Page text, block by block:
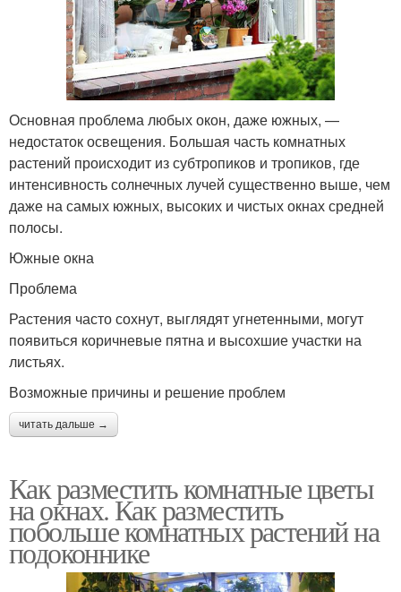
Основная проблема любых окон, даже южных, —
недостаток освещения. Большая часть комнатных
растений происходит из субтропиков и тропиков, где
интенсивность солнечных лучей существенно выше, чем
даже на самых южных, высоких и чистых окнах средней
полосы.
Южные окна
Проблема
Растения часто сохнут, выглядят угнетенными, могут
появиться коричневые пятна и высохшие участки на
листьях.
Возможные причины и решение проблем
читать дальше →
Как разместить комнатные цветы
на окнах. Как разместить
побольше комнатных растений на
подоконнике